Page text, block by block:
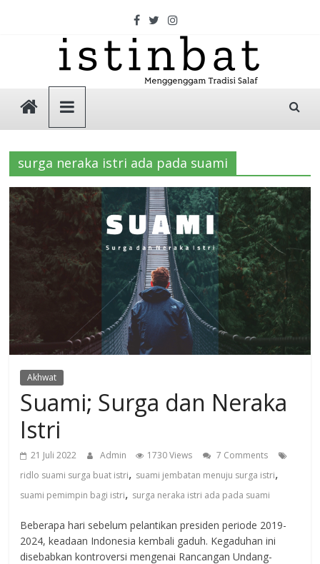
Istinbat
Menggenggam
Tradisi
Salaf
surga neraka istri ada pada suami
Akhwat
Suami; Surga dan Neraka
Istri
21 Juli 2022 Admin 1730 Views
7 Comments
ridlo suami surga buat istri, suami jembatan menuju surga istri,
suami pemimpin bagi istri, surga neraka istri ada pada suami
Beberapa hari sebelum pelantikan presiden periode 2019-
2024, keadaan Indonesia kembali gaduh. Kegaduhan ini
disebabkan kontroversi mengenai Rancangan Undang-